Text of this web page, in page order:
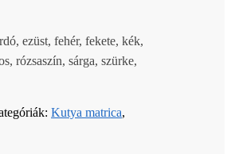
ezüst, fehér, fekete, kék,
rózsaszín, sárga, szürke,
Kutya matrica,